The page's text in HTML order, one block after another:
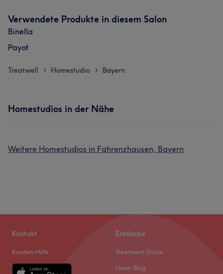
Verwendete Produkte in diesem Salon
Binella
Payot
Treatwell > Homestudio > Bayern
Homestudios in der Nähe
Weitere Homestudios in Fahrenzhausen, Bayern
Kontakt
Kunden-Hilfe
Entdecke
Treatment Guide
Unser Blog